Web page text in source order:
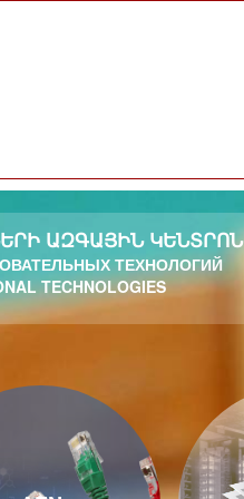
ԱԶԳԱՅԻՆ ԿԵՆՏՐՈՆ
ТЕХНОЛОГИЙ
TECHNOLOGIES